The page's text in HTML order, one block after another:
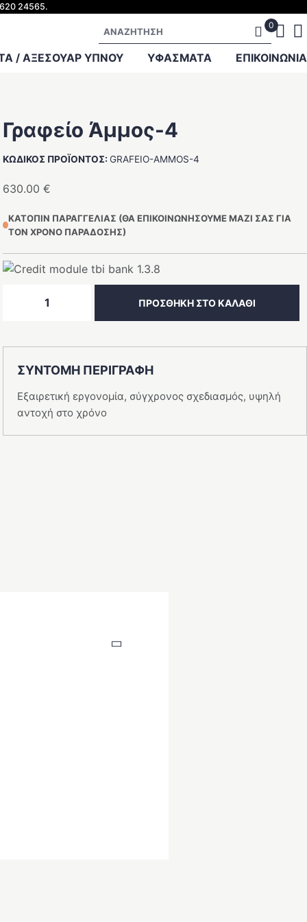
24565.
Αναζήτηση
/ ΑΞΕΣΟΥΑΡ ΥΠΝΟΥ ΥΦΑΣΜΑΤΑ ΕΠΙΚΟΙΝΩΝΊΑ
Γραφείο Άμμος-4
ΚΩΔΙΚΌΣ ΠΡΟΪΌΝΤΟΣ:GRAFEIO-AMMOS-4
630.00€
ΚΑΤΌΠΙΝ ΠΑΡΑΓΓΕΛΊΑΣ (ΘΑ ΕΠΙΚΟΙΝΩΝΉΣΟΥΜΕ ΜΑΖΊ ΣΑΣ ΓΙΑ
ΤΟΝ ΧΡΌΝΟ ΠΑΡΆΔΟΣΗΣ)
Άμμος-4
ΠΡΟΣΘΉΚΗ ΣΤΟ ΚΑΛΆΘΙ
ΣΥΝΤΟΜΗ ΠΕΡΙΓΡΑΦΗ
Εξαιρετική εργονομία, σύγχρονος σχεδιασμός, υψηλή
αντοχή στο χρόνο